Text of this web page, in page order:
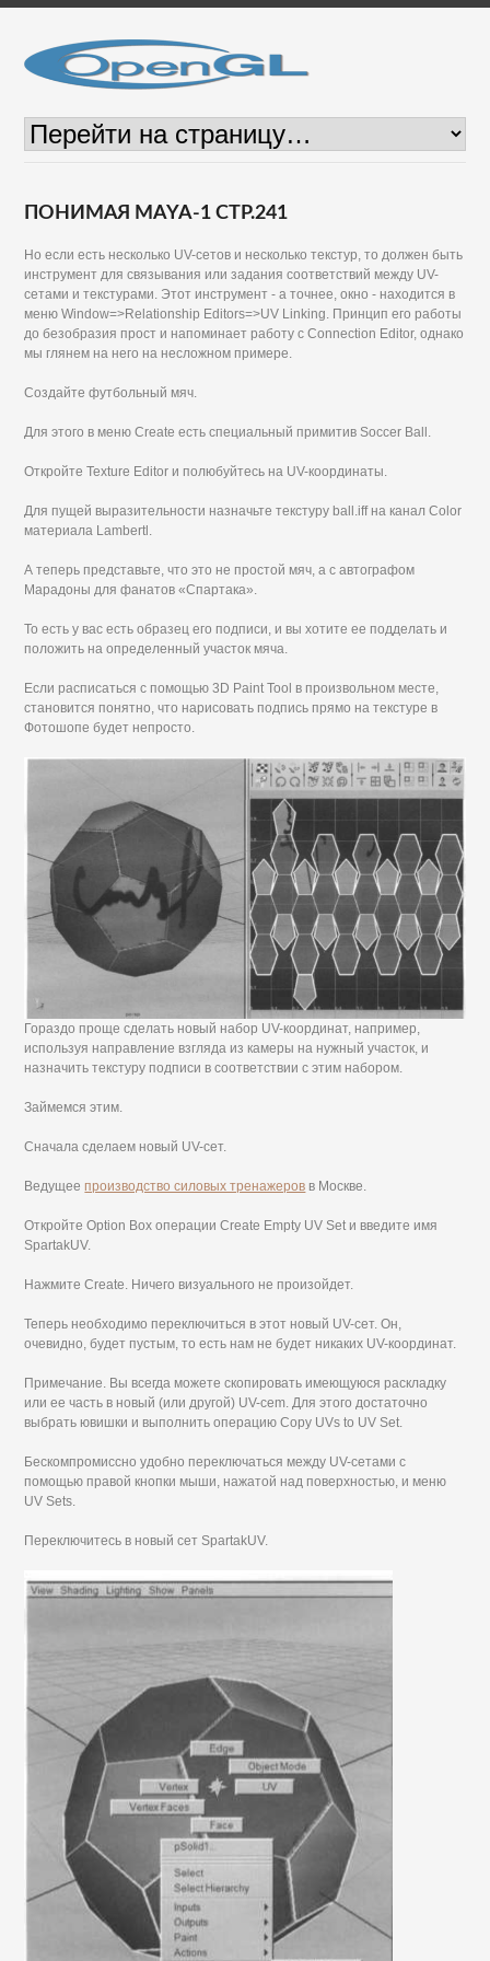
ПОНИМАЯ MAYA-1 СТР.241
Но если есть несколько UV-сетов и несколько текстур, то должен быть
инструмент для связывания или задания соответствий между UV-
сетами и текстурами. Этот инструмент - а точнее, окно - находится в
меню Window=>Relationship Editors=>UV Linking. Принцип его работы
до безобразия прост и напоминает работу с Connection Editor, однако
мы глянем на него на несложном примере.
Создайте футбольный мяч.
Для этого в меню Create есть специальный примитив Soccer Ball.
Откройте Texture Editor и полюбуйтесь на UV-координаты.
Для пущей выразительности назначьте текстуру ball.iff на канал Color
материала Lambertl.
А теперь представьте, что это не простой мяч, а с автографом
Марадоны для фанатов «Спартака».
То есть у вас есть образец его подписи, и вы хотите ее подделать и
положить на определенный участок мяча.
Если расписаться с помощью 3D Paint Tool в произвольном месте,
становится понятно, что нарисовать подпись прямо на текстуре в
Фотошопе будет непросто.
Гораздо проще сделать новый набор UV-координат, например,
используя направление взгляда из камеры на нужный участок, и
назначить текстуру подписи в соответствии с этим набором.
Займемся этим.
Сначала сделаем новый UV-сет.
Ведущеепроизводство силовых тренажеров в Москве.
Откройте Option Box операции Create Empty UV Set и введите имя
SpartakUV.
Нажмите Create. Ничего визуального не произойдет.
Теперь необходимо переключиться в этот новый UV-сет. Он,
очевидно, будет пустым, то есть нам не будет никаких UV-координат.
Примечание. Вы всегда можете скопировать имеющуюся раскладку
или ее часть в новый (или другой) UV-cem. Для этого достаточно
выбрать ювишки и выполнить операцию Copy UVs to UV Set.
Бескомпромиссно удобно переключаться между UV-сетами с
помощью правой кнопки мыши, нажатой над поверхностью, и меню
UV Sets.
Переключитесь в новый сет SpartakUV.